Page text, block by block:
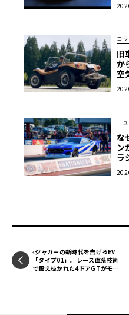
第
コ
旧
か
空
ニ
な
ン
ラ
ジャガーの新時代を告げるEV
「タイプ01」。レース直系技術
で鍛え抜かれた4ドアGTがモナ